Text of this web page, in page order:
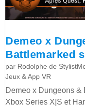
Demeo x
Battlemarked
par Rodolphe de
Jeux & App VR
Demeo x Dungeons &
Xbox Series X|S et